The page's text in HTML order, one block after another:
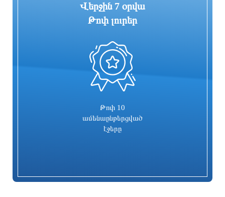
Գարեգին Բ-ի և վեց եպիսկոպոսների
ինքնաբացարկ հայտնեց. նոր
Իսրայելն արձագանքել է Թուրքիայի
Վերջին 7 օրվա
Թոփ լուրեր
Թոփ 10
ամենաընթերցված
էջերը